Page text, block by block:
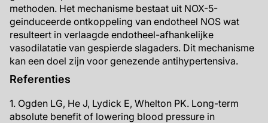
methoden. Het mechanisme bestaat uit NOX-5-
geinduceerde ontkoppeling van endotheel NOS wat
resulteert in verlaagde endotheel-afhankelijke
vasodilatatie van gespierde slagaders. Dit mechanisme
kan een doel zijn voor genezende antihypertensiva.
Referenties
1. Ogden LG, He J, Lydick E, Whelton PK. Long-term
absolute benefit of lowering blood pressure in